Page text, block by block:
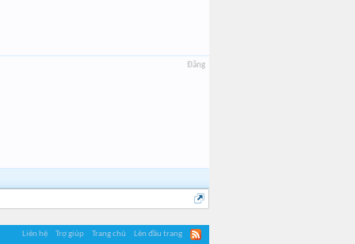
Đăng
Liên hệ Trợ giúp Trang chủ Lên đầu trang